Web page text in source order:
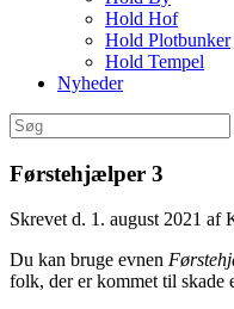
Hold Hof
Hold Plotbunker
Hold Tempel
Nyheder
Førstehjælper 3
Skrevet d. 1. august 2021 af
Du kan bruge evnen
folk, der er kommet til skade